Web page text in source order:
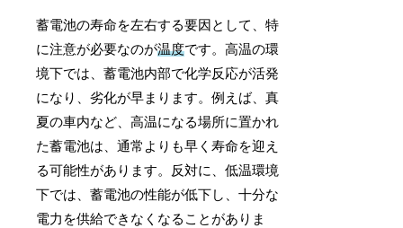
蓄電池の寿命を左右する要因として、特
に注意が必要なのが温度です。高温の環
境下では、蓄電池内部で化学反応が活発
になり、劣化が早まります。例えば、真
夏の車内など、高温になる場所に置かれ
た蓄電池は、通常よりも早く寿命を迎え
る可能性があります。反対に、低温環境
下では、蓄電池の性能が低下し、十分な
電力を供給できなくなることがありま